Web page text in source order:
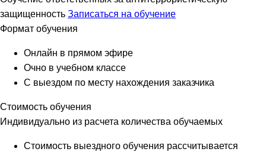
защищенность Записаться на обучение
Формат обучения
Онлайн в прямом эфире
Очно в учебном классе
С выездом по месту нахождения заказчика
Стоимость обучения
Индивидуально из расчета количества обучаемых
Стоимость выездного обучения рассчитывается